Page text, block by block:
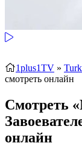
1plus1TV »
смотреть онлайн
Смотреть
онлайн